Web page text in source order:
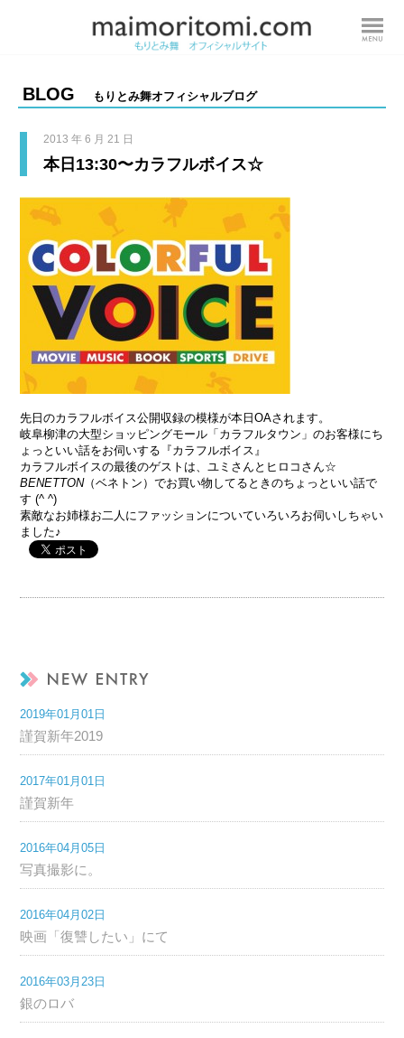
BLOG もりとみ舞オフィシャルブログ
2013 年 6 月 21 日
本日13:30〜カラフルボイス☆
先日のカラフルボイス公開収録の模様が本日OAされます。
岐阜柳津の大型ショッピングモール「カラフルタウン」のお客様にち
ょっといい話をお伺いする『カラフルボイス』
カラフルボイスの最後のゲストは、ユミさんとヒロコさん☆
BENETTON（ベネトン）でお買い物してるときのちょっといい話で
す (^ ^)
素敵なお姉様お二人にファッションについていろいろお伺いしちゃい
ました♪
2019年01月01日
謹賀新年2019
2017年01月01日
謹賀新年
2016年04月05日
写真撮影に。
2016年04月02日
映画「復讐したい」にて
2016年03月23日
銀のロバ